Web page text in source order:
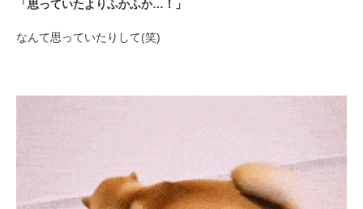
「思っていたよりふかふか…！」
なんて思っていたりして(笑)